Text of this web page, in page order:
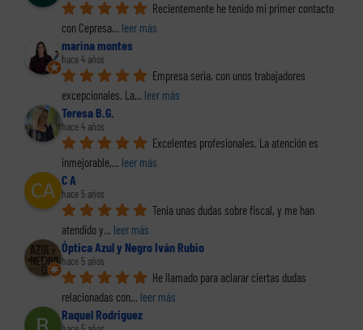
Recientemente he tenido mi primer contacto
con Cepresa... leer más
marina montes
hace 4 años
Empresa seria, con unos trabajadores
excepcionales. La... leer más
Teresa B.G.
hace 4 años
Excelentes profesionales. La atención es
inmejorable,... leer más
C A
hace 5 años
Tenia unas dudas sobre fiscal, y me han
atendido y... leer más
Óptica Azul y Negro Iván Rubio
hace 5 años
He llamado para aclarar ciertas dudas
relacionadas con... leer más
Raquel Rodriguez